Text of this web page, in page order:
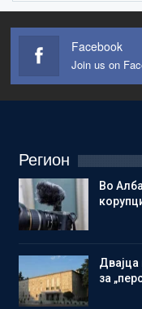
Facebook
Join us on
Регион
Во
за